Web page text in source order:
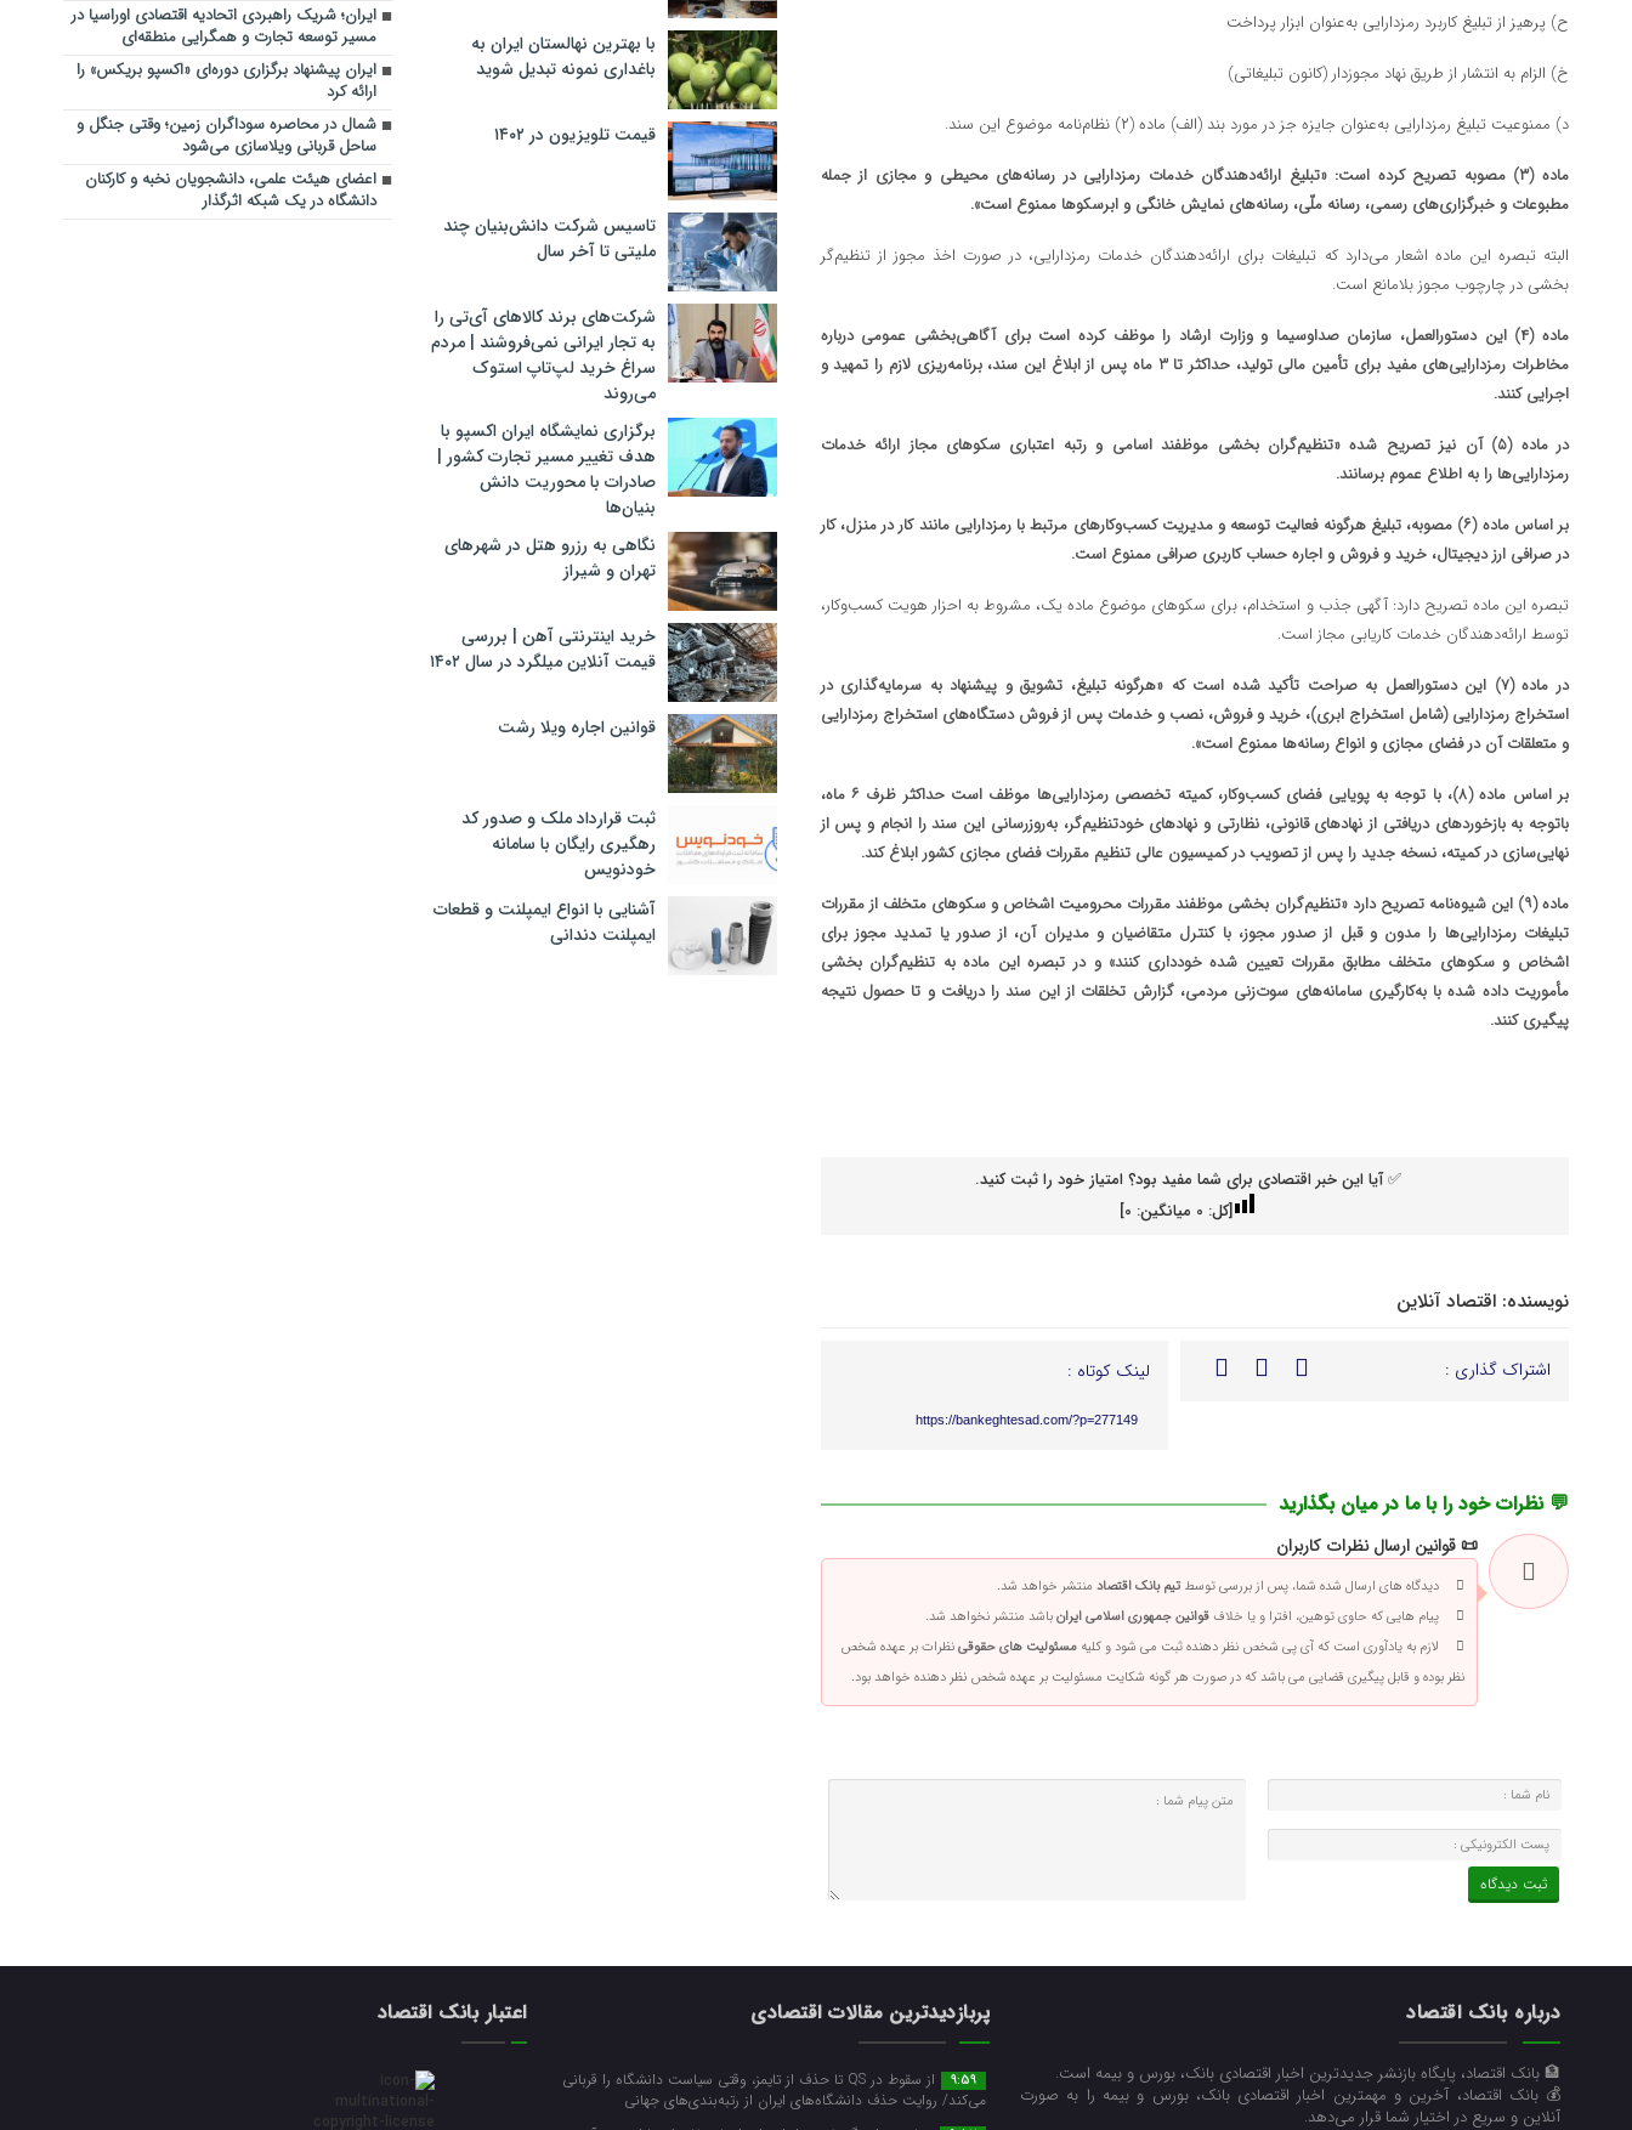
ح) پرهیز از تبلیغ کاربرد رمزدارایی به‌عنوان ابزار پرداخت
خ) الزام به انتشار از طریق نهاد مجوزدار (کانون تبلیغاتی)
د) ممنوعیت تبلیغ رمزدارایی به‌عنوان جایزه جز در مورد بند (الف) ماده (۲) نظام‌نامه موضوع این سند.
ماده (۳) مصوبه تصریح کرده است: «تبلیغ ارائه‌دهندگان خدمات رمزدارایی در رسانه‌های محیطی و مجازی از جمله
مطبوعات و خبرگزاری‌های رسمی، رسانه ملّی، رسانه‌های نمایش خانگی و ابرسکو‌ها ممنوع است».
البته تبصره این ماده اشعار می‌دارد که تبلیغات برای ارائه‌دهندگان خدمات رمزدارایی، در صورت اخذ مجوز از تنظیم‌گر
بخشی در چارچوب مجوز بلامانع است.
ماده (۴) این دستورالعمل، سازمان صداوسیما و وزارت ارشاد را موظف کرده است برای آگاهی‌بخشی عمومی درباره
مخاطرات رمزدارایی‌های مفید برای تأمین مالی تولید، حداکثر تا ۳ ماه پس از ابلاغ این سند، برنامه‌ریزی لازم را تمهید و
اجرایی کنند.
در ماده (۵) آن نیز تصریح شده «تنظیم‌گران بخشی موظفند اسامی و رتبه اعتباری سکو‌های مجاز ارائه خدمات
رمزدارایی‌ها را به اطلاع عموم برسانند.
بر اساس ماده (۶) مصوبه، تبلیغ هرگونه فعالیت توسعه و مدیریت کسب‌وکار‌های مرتبط با رمزدارایی مانند کار در منزل، کار
در صرافی ارز دیجیتال، خرید و فروش و اجاره حساب کاربری صرافی ممنوع است.
تبصره این ماده تصریح دارد: آگهی جذب و استخدام، برای سکو‌های موضوع ماده یک، مشروط به احزار هویت کسب‌وکار،
توسط ارائه‌دهندگان خدمات کاریابی مجاز است.
در ماده (۷) این دستورالعمل به صراحت تأکید شده است که «هرگونه تبلیغ، تشویق و پیشنهاد به سرمایه‌گذاری در
استخراج رمزدارایی (شامل استخراج ابری)، خرید و فروش، نصب و خدمات پس از فروش دستگاه‌های استخراج رمزدارایی
و متعلقات آن در فضای مجازی و انواع رسانه‌ها ممنوع است».
بر اساس ماده (۸)، با توجه به پویایی فضای کسب‌وکار، کمیته تخصصی رمزدارایی‌ها موظف است حداکثر ظرف ۶ ماه،
باتوجه به بازخورد‌های دریافتی از نهاد‌های قانونی، نظارتی و نهاد‌های خودتنظیم‌گر، به‌روزرسانی این سند را انجام و پس از
نهایی‌سازی در کمیته، نسخه جدید را پس از تصویب در کمیسیون عالی تنظیم مقررات فضای مجازی کشور ابلاغ کند.
ماده (۹) این شیوه‌نامه تصریح دارد «تنظیم‌گران بخشی موظفند مقررات محرومیت اشخاص و سکو‌های متخلف از مقررات
تبلیغات رمزدارایی‌ها را مدون و قبل از صدور مجوز، با کنترل متقاضیان و مدیران آن، از صدور یا تمدید مجوز برای
اشخاص و سکو‌های متخلف مطابق مقررات تعیین شده خودداری کنند» و در تبصره این ماده به تنظیم‌گران بخشی
مأموریت داده شده با به‌کارگیری سامانه‌های سوت‌زنی مردمی، گزارش تخلقات از این سند را دریافت و تا حصول نتیجه
پیگیری کنند.
✅ آیا این خبر اقتصادی برای شما مفید بود؟ امتیاز خود را ثبت کنید.
[کل: 0 میانگین: 0
]
نویسنده: اقتصاد آنلاین
اشتراک گذاری : لینک کوتاه :
https://bankeghtesad.com/?p=277149
💬 نظرات خود را با ما در میان بگذارید
📜 قوانین ارسال نظرات کاربران
دیدگاه های ارسال شده شما، پس از بررسی توسط تیم بانک اقتصاد منتشر خواهد شد.
پیام هایی که حاوی توهین، افترا و یا خلاف قوانین جمهوری اسلامی ایرانباشد منتشر نخواهد شد.
لازم به یادآوری است که آی پی شخص نظر دهنده ثبت می شود و کلیه مسئولیت های حقوقینظرات بر عهده شخص
نظر بوده و قابل پیگیری قضایی می باشد که در صورت هر گونه شکایت مسئولیت بر عهده شخص نظر دهنده خواهد بود.
با بهترین نهالستان ایران به
باغداری نمونه تبدیل شوید
قیمت تلویزیون در ۱۴۰۲
تاسیس شرکت دانش‌بنیان چند
ملیتی تا آخر سال
شرکت‌های برند کالاهای آی‌تی را
به تجار ایرانی نمی‌فروشند | مردم
سراغ خرید لپ‌تاپ استوک
می‌روند
برگزاری نمایشگاه ایران اکسپو با
هدف تغییر مسیر تجارت کشور |
صادرات با محوریت دانش
بنیان‌ها
نگاهی به رزرو هتل در شهرهای
تهران و شیراز
خرید اینترنتی آهن | بررسی
قیمت آنلاین میلگرد در سال ۱۴۰۲
قوانین اجاره ویلا رشت
ثبت قرارداد ملک و صدور کد
رهگیری رایگان با سامانه
خودنویس
آشنایی با انواع ایمپلنت و قطعات
ایمپلنت دندانی
ایران؛ شریک راهبردی اتحادیه اقتصادی اوراسیا در
مسیر توسعه تجارت و همگرایی منطقه‌ای
ایران پیشنهاد برگزاری دوره‌ای «اکسپو بریکس» را
ارائه کرد
شمال در محاصره سوداگران زمین؛ وقتی جنگل و
ساحل قربانی ویلاسازی می‌شود
اعضای هیئت علمی، دانشجویان نخبه و کارکنان
دانشگاه در یک شبکه‌ اثرگذار
درباره بانک اقتصاد
🏦 بانک اقتصاد، پایگاه بازنشر جدیدترین اخبار اقتصادی بانک، بورس و بیمه است.
💰 بانک اقتصاد، آخرین و مهمترین اخبار اقتصادی بانک، بورس و بیمه را به صورت
آنلاین و سریع در اختیار شما قرار می‌‌دهد.
پربازدیدترین مقالات اقتصادی
9:59
از سقوط در QS تا حذف از تایمز، وقتی سیاست دانشگاه را قربانی
می‌کند/ روایت حذف دانشگاه‌های ایران از رتبه‌بندی‌های جهانی
اعتبار بانک اقتصاد